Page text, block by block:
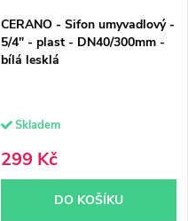
CERANO - Sifon umyvadlový -
5/4" - plast - DN40/300mm -
bílá lesklá
Skladem
299 Kč
DO KOŠÍKU